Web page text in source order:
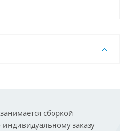
сборкой
заказу